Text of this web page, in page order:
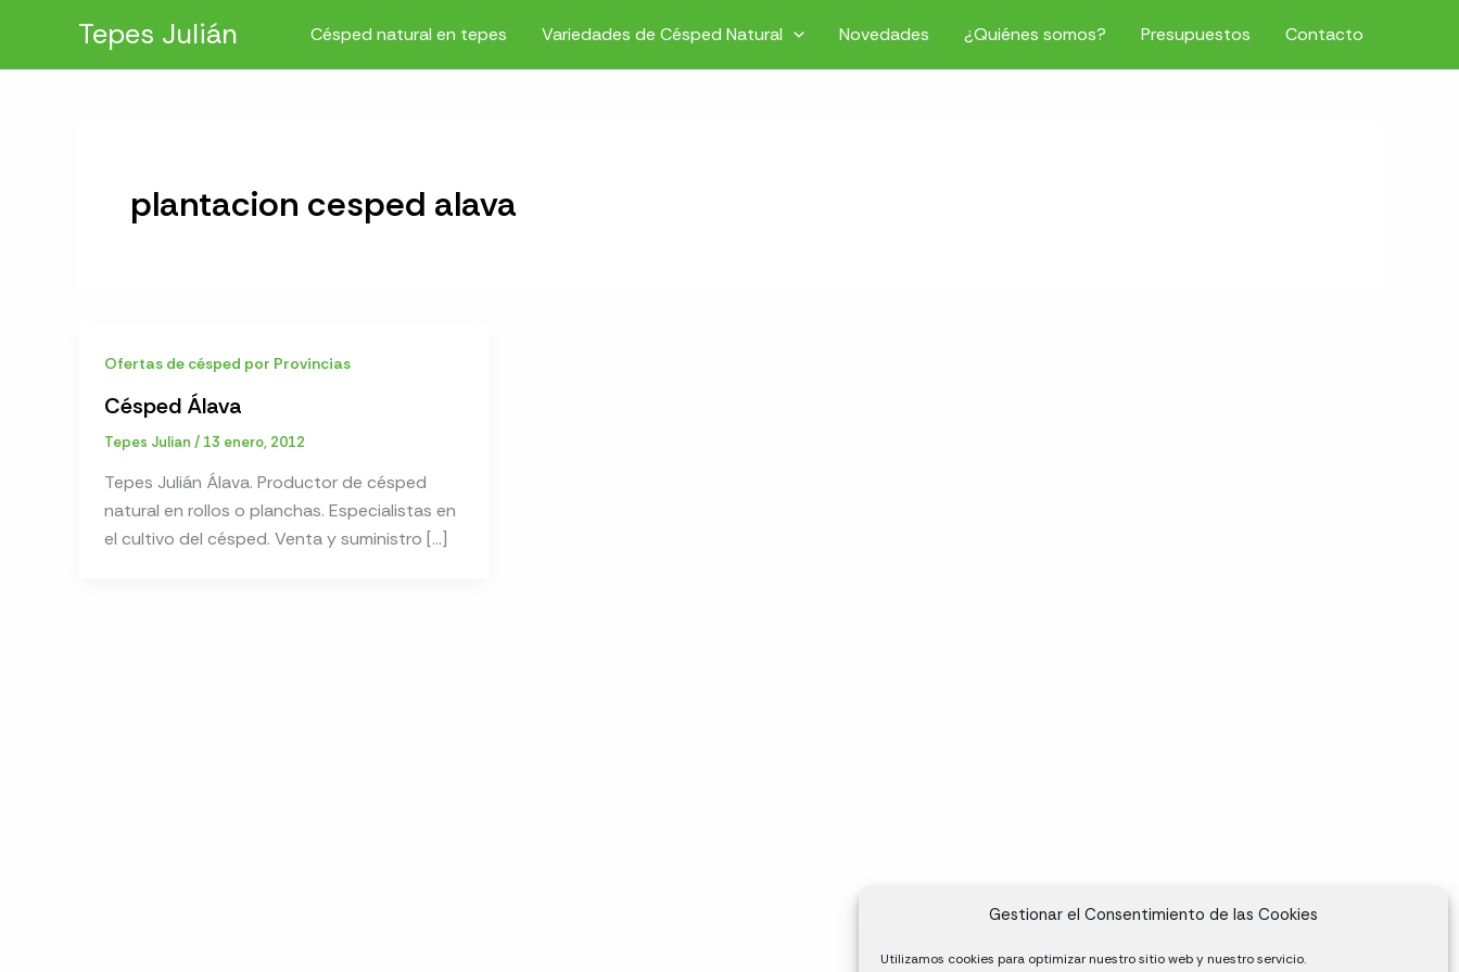
Gestionar el Consentimiento de las Cookies
Utilizamos cookies para optimizar nuestro sitio web y nuestro servicio.
contenido
Tepes Julián Césped natural en tepes Variedades de Césped Natural Novedades ¿Quiénes somos? Presupuestos Contacto
plantacion cesped alava
Ofertas de césped por Provincias
Césped Álava
Tepes Julian / 13 enero, 2012
Tepes Julián Álava. Productor de césped
natural en rollos o planchas. Especialistas en
el cultivo del césped. Venta y suministro […]